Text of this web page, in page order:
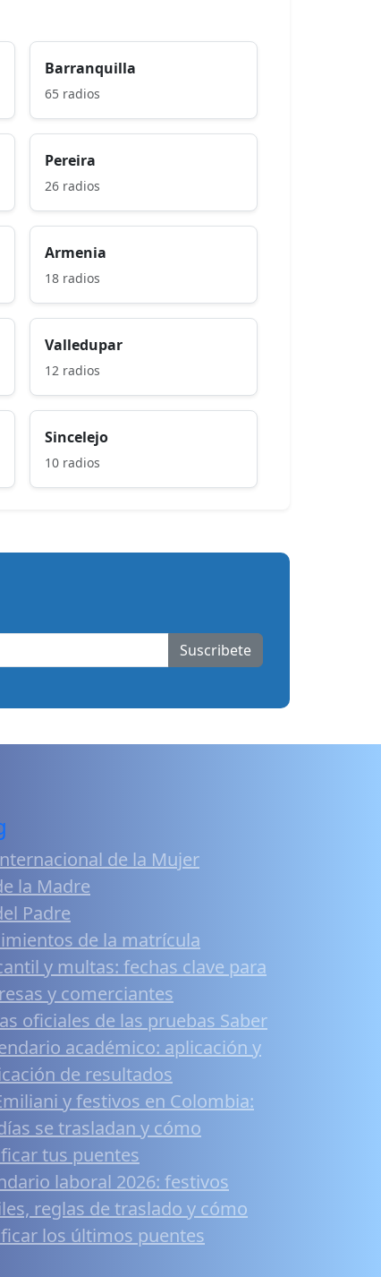
Barranquilla
65 radios
Pereira
26 radios
Armenia
18 radios
Valledupar
12 radios
Sincelejo
10 radios
Suscribete
de la Mujer
la Madre
Padre
de la matrícula
y multas: fechas clave para
y comerciantes
oficiales de las pruebas Saber
académico: aplicación y
de resultados
y festivos en Colombia:
se trasladan y cómo
tus puentes
laboral 2026: festivos
reglas de traslado y cómo
los últimos puentes